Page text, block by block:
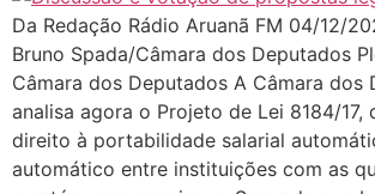
Da Redação Rádio Aruanã FM 04/12/
Bruno Spada/Câmara dos Deputados
Câmara dos Deputados A Câmara dos
analisa agora o Projeto de Lei 8184/17,
direito à portabilidade salarial
automático entre instituições com as